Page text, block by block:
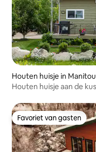
Houten huisje in
Houten huisje aan de
Favoriet van gasten
Favoriet van gasten